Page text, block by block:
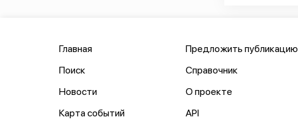
Главная
Поиск
Новости
Карта событий
Предложить публикацию
Справочник
О проекте
API